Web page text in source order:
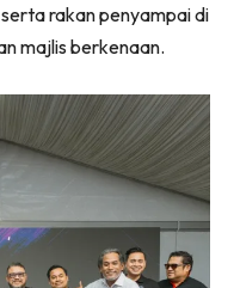
rakan penyampai di
majlis berkenaan.